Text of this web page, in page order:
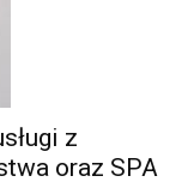
z
oraz SPA